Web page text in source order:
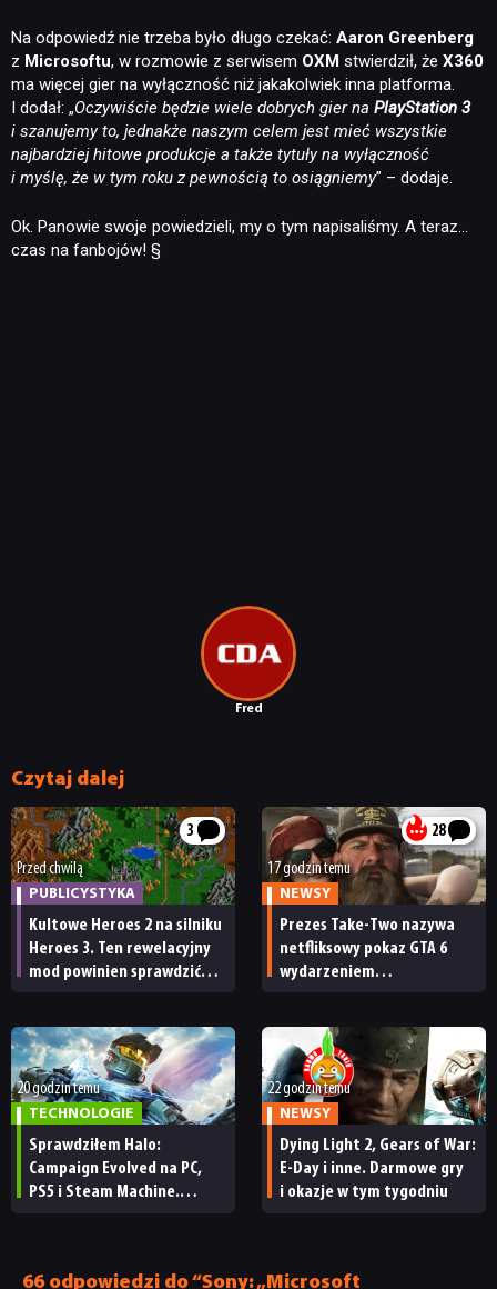
Fred
Na odpowiedź nie trzeba było długo czekać: Aaron Greenberg
z Microsoftu, w rozmowie z serwisem OXM stwierdził, że X360
ma więcej gier na wyłączność niż jakakolwiek inna platforma.
I dodał: „Oczywiście będzie wiele dobrych gier na PlayStation 3
i szanujemy to, jednakże naszym celem jest mieć wszystkie
najbardziej hitowe produkcje a także tytuły na wyłączność
i myślę, że w tym roku z pewnością to osiągniemy” – dodaje.
Ok. Panowie swoje powiedzieli, my o tym napisaliśmy. A teraz…
czas na fanbojów! §
Czytaj dalej
3
Przed chwilą
PUBLICYSTYKA
Kultowe Heroes 2 na silniku
Heroes 3. Ten rewelacyjny
mod powinien sprawdzić
28
17 godzin temu
NEWSY
Prezes Take-Two nazywa
netfliksowy pokaz GTA 6
wydarzeniem
ma subskrybentów
20 godzin temu
TECHNOLOGIE
Sprawdziłem Halo:
Campaign Evolved na PC,
PS5 i Steam Machine.
22 godzin temu
NEWSY
Dying Light 2, Gears of War:
E-Day i inne. Darmowe gry
i okazje w tym tygodniu
66 odpowiedzi do “Sony: „Microsoft